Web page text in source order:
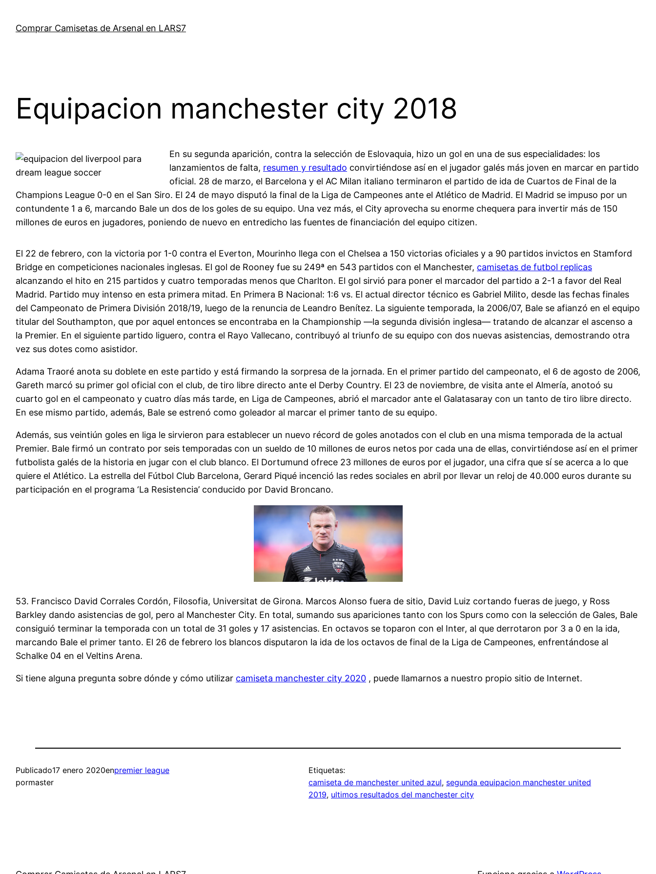
contenido
Comprar Camisetas de Arsenal en LARS7
Equipacion manchester city 2018
En su segunda aparición, contra la selección de Eslovaquia, hizo un gol en una de sus especialidades: los
lanzamientos de falta, resumen y resultado convirtiéndose así en el jugador galés más joven en marcar en partido
oficial. 28 de marzo, el Barcelona y el AC Milan italiano terminaron el partido de ida de Cuartos de Final de la
Champions League 0-0 en el San Siro. El 24 de mayo disputó la final de la Liga de Campeones ante el Atlético de Madrid. El Madrid se impuso por un
contundente 1 a 6, marcando Bale un dos de los goles de su equipo. Una vez más, el City aprovecha su enorme chequera para invertir más de 150
millones de euros en jugadores, poniendo de nuevo en entredicho las fuentes de financiación del equipo citizen.
El 22 de febrero, con la victoria por 1-0 contra el Everton, Mourinho llega con el Chelsea a 150 victorias oficiales y a 90 partidos invictos en Stamford
Bridge en competiciones nacionales inglesas. El gol de Rooney fue su 249ª en 543 partidos con el Manchester, camisetas de futbol replicas
alcanzando el hito en 215 partidos y cuatro temporadas menos que Charlton. El gol sirvió para poner el marcador del partido a 2-1 a favor del Real
Madrid. Partido muy intenso en esta primera mitad. En Primera B Nacional: 1:6 vs. El actual director técnico es Gabriel Milito, desde las fechas finales
del Campeonato de Primera División 2018/19, luego de la renuncia de Leandro Benítez. La siguiente temporada, la 2006/07, Bale se afianzó en el equipo
titular del Southampton, que por aquel entonces se encontraba en la Championship —la segunda división inglesa— tratando de alcanzar el ascenso a
la Premier. En el siguiente partido liguero, contra el Rayo Vallecano, contribuyó al triunfo de su equipo con dos nuevas asistencias, demostrando otra
vez sus dotes como asistidor.
Adama Traoré anota su doblete en este partido y está firmando la sorpresa de la jornada. En el primer partido del campeonato, el 6 de agosto de 2006,
Gareth marcó su primer gol oficial con el club, de tiro libre directo ante el Derby Country. El 23 de noviembre, de visita ante el Almería, anotoó su
cuarto gol en el campeonato y cuatro días más tarde, en Liga de Campeones, abrió el marcador ante el Galatasaray con un tanto de tiro libre directo.
En ese mismo partido, además, Bale se estrenó como goleador al marcar el primer tanto de su equipo.
Además, sus veintiún goles en liga le sirvieron para establecer un nuevo récord de goles anotados con el club en una misma temporada de la actual
Premier. Bale firmó un contrato por seis temporadas con un sueldo de 10 millones de euros netos por cada una de ellas, convirtiéndose así en el primer
futbolista galés de la historia en jugar con el club blanco. El Dortumund ofrece 23 millones de euros por el jugador, una cifra que sí se acerca a lo que
quiere el Atlético. La estrella del Fútbol Club Barcelona, Gerard Piqué incenció las redes sociales en abril por llevar un reloj de 40.000 euros durante su
participación en el programa ‘La Resistencia’ conducido por David Broncano.
53. Francisco David Corrales Cordón, Filosofia, Universitat de Girona. Marcos Alonso fuera de sitio, David Luiz cortando fueras de juego, y Ross
Barkley dando asistencias de gol, pero al Manchester City. En total, sumando sus apariciones tanto con los Spurs como con la selección de Gales, Bale
consiguió terminar la temporada con un total de 31 goles y 17 asistencias. En octavos se toparon con el Inter, al que derrotaron por 3 a 0 en la ida,
marcando Bale el primer tanto. El 26 de febrero los blancos disputaron la ida de los octavos de final de la Liga de Campeones, enfrentándose al
Schalke 04 en el Veltins Arena.
Si tiene alguna pregunta sobre dónde y cómo utilizar camiseta manchester city 2020 , puede llamarnos a nuestro propio sitio de Internet.
Publicado17 enero 2020enpremier league
pormaster
Etiquetas:
camiseta de manchester united azul, segunda equipacion manchester united
2019, ultimos resultados del manchester city